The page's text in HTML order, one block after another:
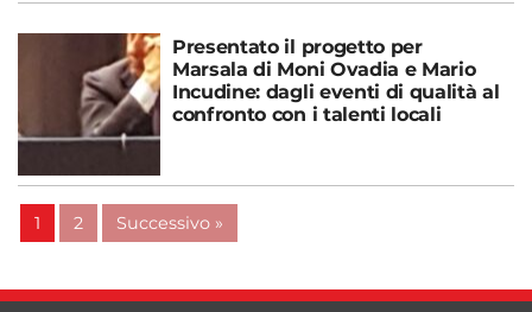
Presentato il progetto per
Marsala di Moni Ovadia e Mario
Incudine: dagli eventi di qualità al
confronto con i talenti locali
1 2 Successivo »